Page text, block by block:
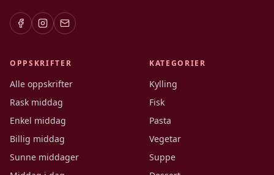
OPPSKRIFTER
Alle oppskrifter
Rask middag
Enkel middag
Billig middag
Sunne middager
KATEGORIER
Kylling
Fisk
Pasta
Vegetar
Suppe